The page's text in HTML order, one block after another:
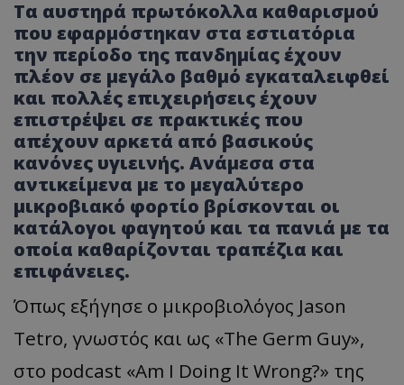
Τα αυστηρά πρωτόκολλα καθαρισμού
που εφαρμόστηκαν στα εστιατόρια
την περίοδο της πανδημίας έχουν
πλέον σε μεγάλο βαθμό εγκαταλειφθεί
και πολλές επιχειρήσεις έχουν
επιστρέψει σε πρακτικές που
απέχουν αρκετά από βασικούς
κανόνες υγιεινής. Ανάμεσα στα
αντικείμενα με το μεγαλύτερο
μικροβιακό φορτίο βρίσκονται οι
κατάλογοι φαγητού και τα πανιά με τα
οποία καθαρίζονται τραπέζια και
επιφάνειες.
Όπως εξήγησε ο μικροβιολόγος Jason
Tetro, γνωστός και ως «The Germ Guy»,
στο podcast «Am I Doing It Wrong?» της